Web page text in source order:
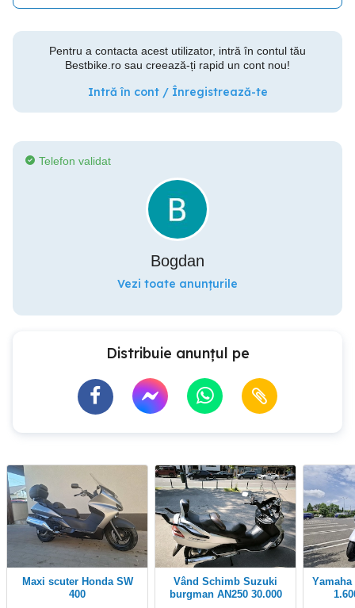
Pentru a contacta acest utilizator, intră în contul tău
Bestbike.ro sau creează-ți rapid un cont nou!
Intră în cont / Înregistrează-te
Telefon validat
Bogdan
Vezi toate anunțurile
Distribuie anunțul pe
Maxi scuter Honda SW
400
Vând Schimb Suzuki
burgman AN250 30.000
Yamaha XMAX 250i 2 km